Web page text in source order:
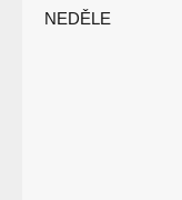
NEDĚLE